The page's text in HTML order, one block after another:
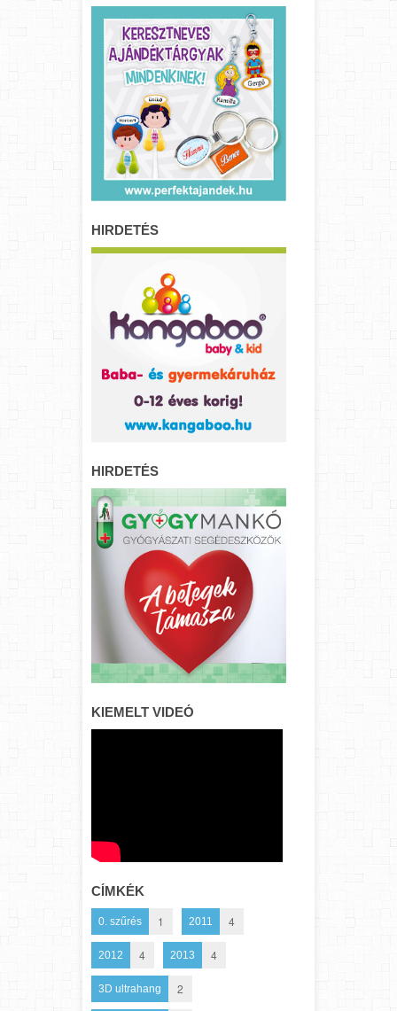
HIRDETÉS
HIRDETÉS
KIEMELT VIDEÓ
CÍMKÉK
0. szűrés 1 2011 4
2012 4 2013 4
3D ultrahang 2